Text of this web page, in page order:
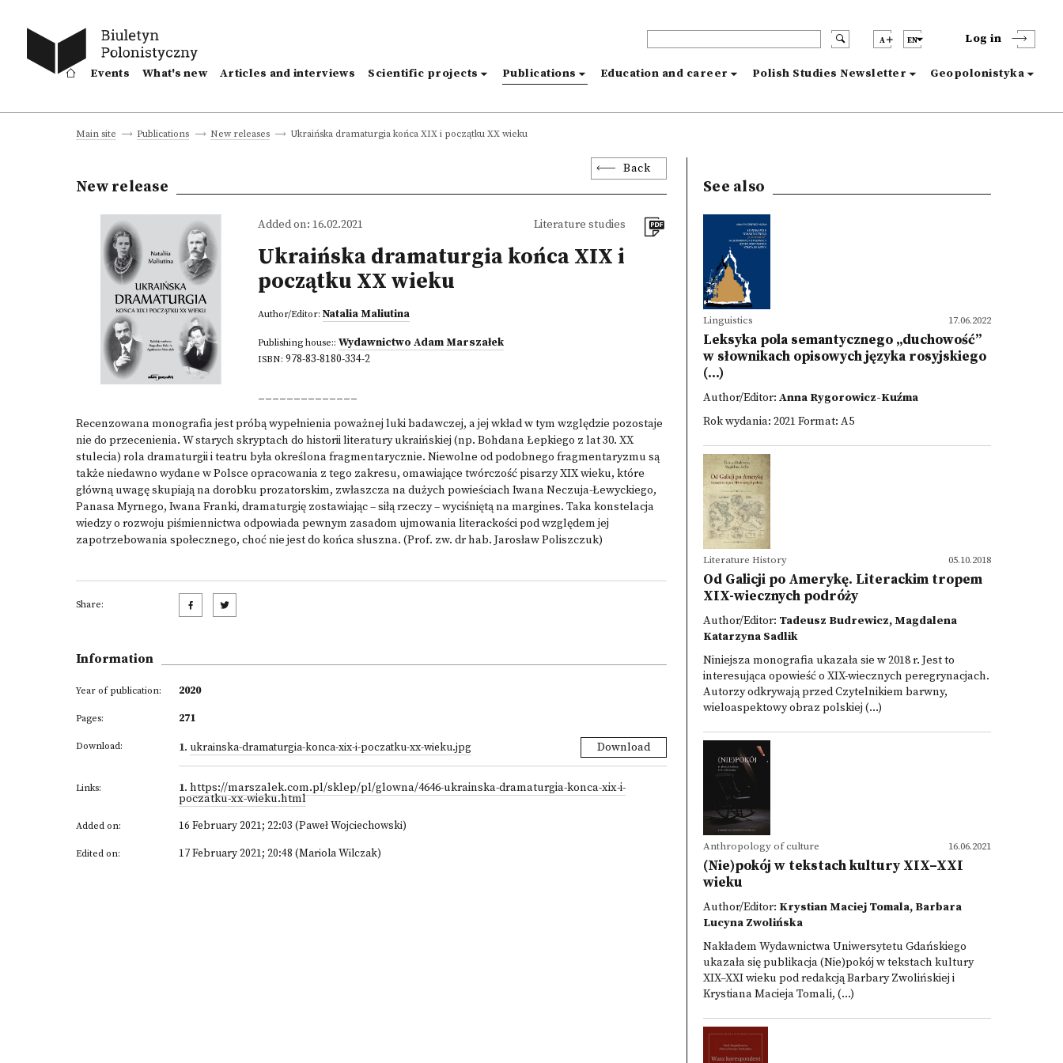
A EN Log in
Events What's new Articles and interviews Scientific projects Publications Education and career Polish Studies Newsletter Geopolonistyka
Main site Publications New releases Ukraińska dramaturgia końca XIX i początku XX wieku
Back
New release
Added on: 16.02.2021 Literature studies
Ukraińska dramaturgia końca XIX i
początku XX wieku
Author/Editor: Natalia Maliutina
Publishing house:: Wydawnictwo Adam Marszałek
ISBN: 978-83-8180-334-2
______________
Recenzowana monografia jest próbą wypełnienia poważnej luki badawczej, a jej wkład w tym względzie pozostaje
nie do przecenienia. W starych skryptach do historii literatury ukraińskiej (np. Bohdana Łepkiego z lat 30. XX
stulecia) rola dramaturgii i teatru była określona fragmentarycznie. Niewolne od podobnego fragmentaryzmu są
także niedawno wydane w Polsce opracowania z tego zakresu, omawiające twórczość pisarzy XIX wieku, które
główną uwagę skupiają na dorobku prozatorskim, zwłaszcza na dużych powieściach Iwana Neczuja-Łewyckiego,
Panasa Myrnego, Iwana Franki, dramaturgię zostawiając – siłą rzeczy – wyciśniętą na margines. Taka konstelacja
wiedzy o rozwoju piśmiennictwa odpowiada pewnym zasadom ujmowania literackości pod względem jej
zapotrzebowania społecznego, choć nie jest do końca słuszna. (Prof. zw. dr hab. Jarosław Poliszczuk)
Share:
Information
Year of publication: 2020
Pages: 271
Download: 1. ukrainska-dramaturgia-konca-xix-i-poczatku-xx-wieku.jpg Download
Links: 1. https://marszalek.com.pl/sklep/pl/glowna/4646-ukrainska-dramaturgia-konca-xix-i-
poczatku-xx-wieku.html
Added on: 16 February 2021; 22:03 (Paweł Wojciechowski)
Edited on: 17 February 2021; 20:48 (Mariola Wilczak)
See also
17.06.2022
Linguistics
Leksyka pola semantycznego „duchowość”
w słownikach opisowych języka rosyjskiego
(...)
Author/Editor: Anna Rygorowicz-Kuźma
Rok wydania: 2021 Format: A5
05.10.2018
Literature History
Od Galicji po Amerykę. Literackim tropem
XIX-wiecznych podróży
Author/Editor: Tadeusz Budrewicz, Magdalena
Katarzyna Sadlik
Niniejsza monografia ukazała sie w 2018 r. Jest to
interesująca opowieść o XIX-wiecznych peregrynacjach.
Autorzy odkrywają przed Czytelnikiem barwny,
wieloaspektowy obraz polskiej (...)
16.06.2021
Anthropology of culture
(Nie)pokój w tekstach kultury XIX–XXI
wieku
Author/Editor: Krystian Maciej Tomala, Barbara
Lucyna Zwolińska
Nakładem Wydawnictwa Uniwersytetu Gdańskiego
ukazała się publikacja (Nie)pokój w tekstach kultury
XIX–XXI wieku pod redakcją Barbary Zwolińskiej i
Krystiana Macieja Tomali, (...)